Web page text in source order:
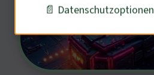
📄 Datenschutzoptionen